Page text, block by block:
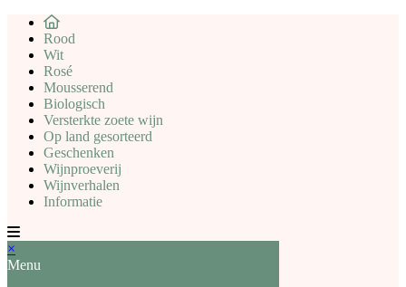
Rood
Wit
Rosé
Mousserend
Biologisch
Versterkte zoete wijn
Op land gesorteerd
Geschenken
Wijnproeverij
Wijnverhalen
Informatie
×
Menu